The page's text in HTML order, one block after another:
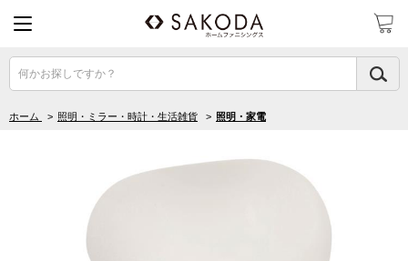
何かお探しですか？
ホーム > 照明・ミラー・時計・生活雑貨 > 照明・家電